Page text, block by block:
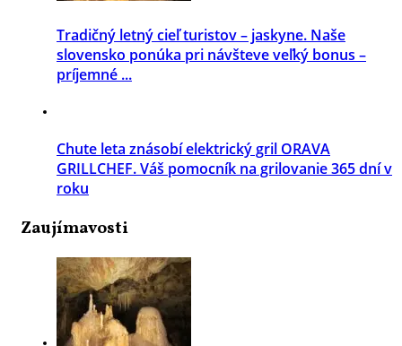
Tradičný letný cieľ turistov – jaskyne. Naše
slovensko ponúka pri návšteve veľký bonus –
príjemné ...
Chute leta znásobí elektrický gril ORAVA
GRILLCHEF. Váš pomocník na grilovanie 365 dní v
roku
Zaujímavosti